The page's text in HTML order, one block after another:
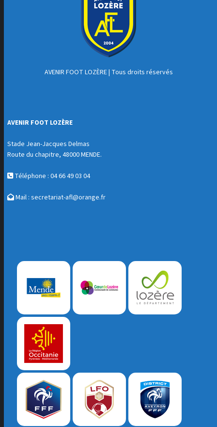
AVENIR FOOT LOZÈRE| Tous droits réservés
AVENIR FOOT LOZÈRE
Stade Jean-Jacques Delmas
Route du chapitre, 48000 MENDE.
Téléphone : 04 66 49 03 04
Mail : secretariat-afl@orange.fr